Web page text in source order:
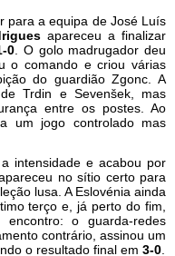
para a equipa de José Luís
apareceu a finalizar
0 . O golo madrugador deu
o comando e criou várias
do guardião Zgonc. A
Trdin e Sevenšek, mas
entre os postes. Ao
um jogo controlado mas
intensidade e acabou por
no sítio certo para
lusa. A Eslovénia ainda
terço e, já perto do fim,
o guarda-redes
contrário, assinou um
o resultado final em 3-0